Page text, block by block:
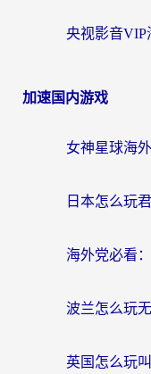
加速国内游戏